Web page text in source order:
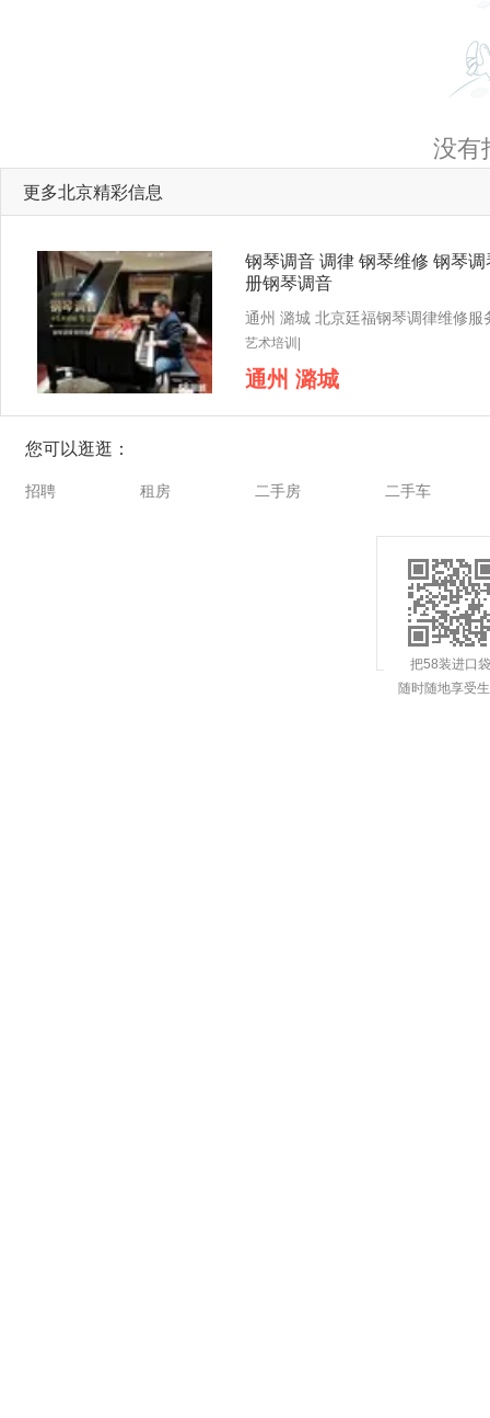
没有
更多北京精彩信息
钢琴调音 调律 钢琴维修 钢琴调
册钢琴调音
艺术培训|
通州 潞城
您可以逛逛：
招聘 租房 二手房 二手车
把58装进口袋
随时随地享受